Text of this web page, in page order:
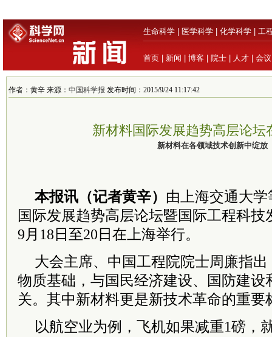
生命科学 医学科学 化学科学 工
首页 新闻 博客 院士 人才 会议
作者：黄辛 来源： 中国科学报 发布时间：2015/9/24 11:17:42
新材料国际发展趋势高层论坛
新材料在各领域技术创新中绽放
本报讯（记者黄辛） 由上海交通大学
国际发展趋势高层论坛暨国际工程科技
9月18日至20日在上海举行。
大会主席、中国工程院院士周廉指
物质基础，与国民经济建设、国防建设
关。其中新材料更是新技术革命的重要
以航空业为例，飞机如果减重1磅，